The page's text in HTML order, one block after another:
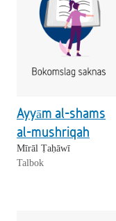
Ayyām al-shams
al-mushriqah
Mīrāl Ṭaḥāwī
Talbok